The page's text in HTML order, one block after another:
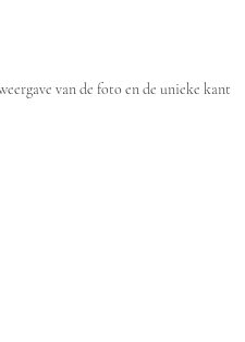
van de foto en de unieke kant